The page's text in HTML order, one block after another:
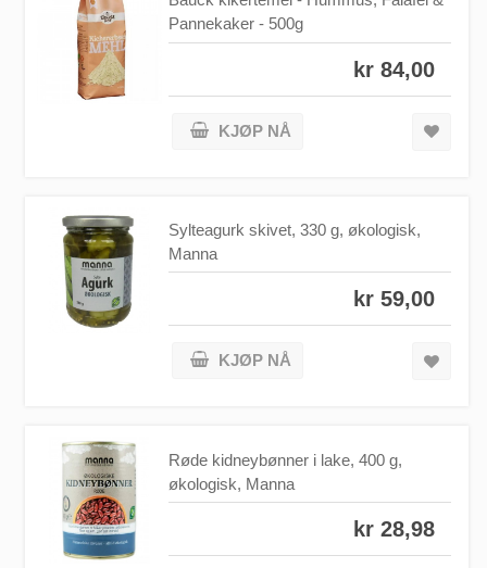
Pannekaker - 500g
kr 84,00
KJØP NÅ
Sylteagurk skivet, 330 g, økologisk,
Manna
kr 59,00
KJØP NÅ
Røde kidneybønner i lake, 400 g,
økologisk, Manna
kr 28,98